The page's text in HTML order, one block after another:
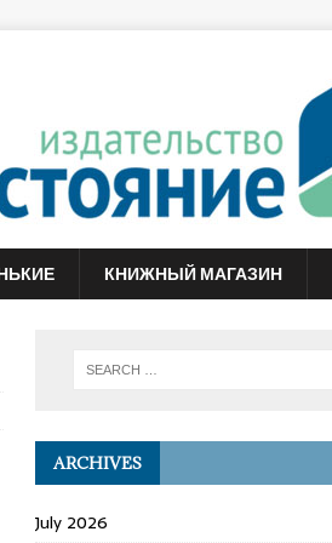
КНИЖНЫЙ МАГАЗИН
ARCHIVES
July 2026